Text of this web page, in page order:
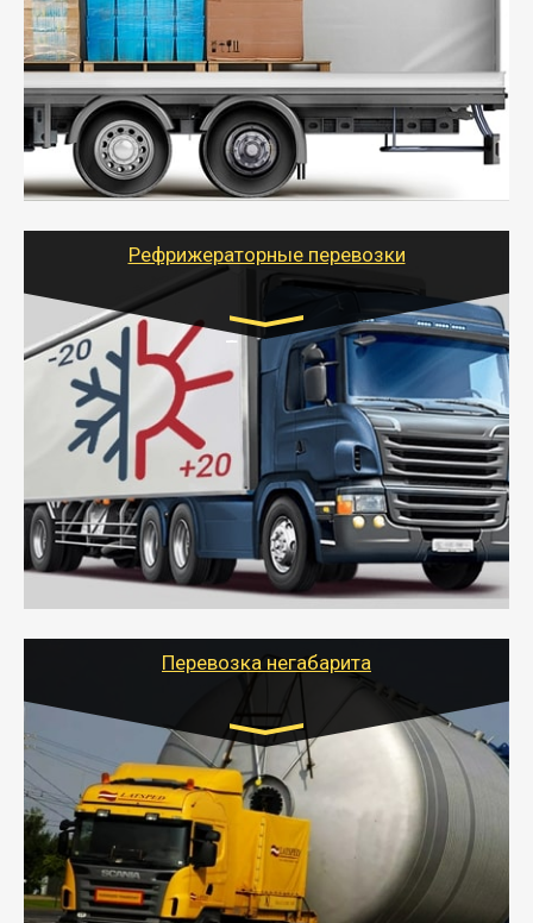
от 5000 руб. Возможен догруз
- Экономный способ доставить вещи от 200 кг в
другой город - догрузом или попутно. Попутные
грузоперевозки для физлиц, ИП и юрлиц обходятся
дешевле.
- Тайгер Логистик организует доставку
крупногабаритных и личных вещей по нужному
для погрузочно-разгрузочных работ при перевозке.
Рефрижераторные перевозки
Транспорт:
Газель (1,5 и 3 тонны), Бычок, Еврофура от 5 до
10 тонн
от 6000 руб.
- Рефрижераторные перевозки грузов с
соблюдением температурного режима, работающим
термописцем, санитарной обработкой кузова и мед.
книжкой у водителя.
- Тайгер Логистик поможет быстро перевезти
скоропортящиеся продукты в любой город России с
Перевозка негабарита
Цена за км. Рассчитывается
индивидуально
- Перевозка техники и негабаритных грузов
осуществляется после получения разрешения на
перевозку (обычно 7-14 дней).